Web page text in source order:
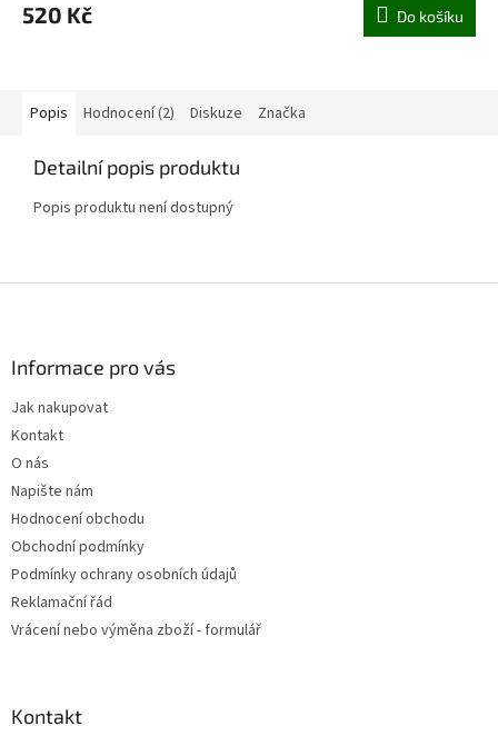
520 Kč Do košíku
Popis Hodnocení (2) Diskuze Značka
Detailní popis produktu
Popis produktu není dostupný
Informace pro vás
Jak nakupovat
Kontakt
O nás
Napište nám
Hodnocení obchodu
Obchodní podmínky
Podmínky ochrany osobních údajů
Reklamační řád
Vrácení nebo výměna zboží - formulář
Kontakt